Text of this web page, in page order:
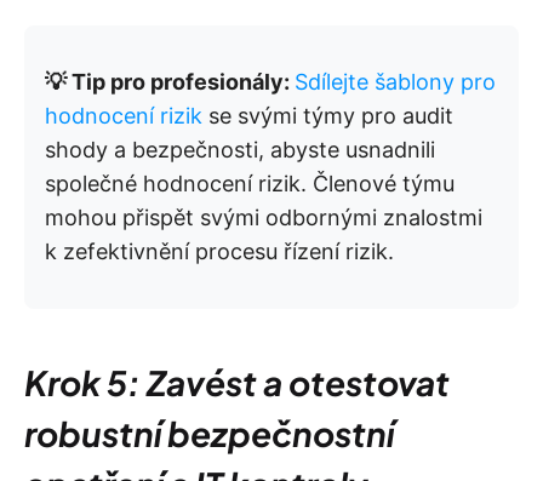
💡 Tip pro profesionály: Sdílejte šablony pro
hodnocení rizik se svými týmy pro audit
shody a bezpečnosti, abyste usnadnili
společné hodnocení rizik. Členové týmu
mohou přispět svými odbornými znalostmi
k zefektivnění procesu řízení rizik.
Krok 5: Zavést a otestovat
robustní bezpečnostní